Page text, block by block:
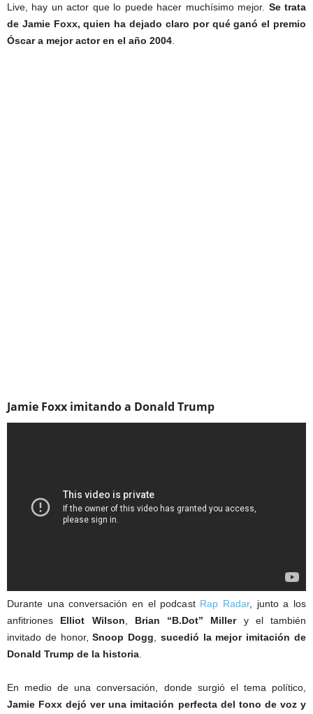
Live, hay un actor que lo puede hacer muchísimo mejor. Se trata
de Jamie Foxx, quien ha dejado claro por qué ganó el premio
Óscar a mejor actor en el año 2004
Jamie Foxx imitando a Donald Trump
Durante una conversación en el podcast Rap Radar, junto a los
anfitriones Elliot Wilson, Brian “B.Dot” Millery el también
invitado de honor,Snoop Dogg, sucedió la mejor imitación de
Donald Trump de la historia.
En medio de una conversación, donde surgió el tema político,
Jamie Foxx dejó ver una imitación perfecta del tono de voz y